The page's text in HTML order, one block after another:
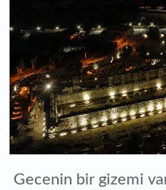
Gecenin bir gizemi